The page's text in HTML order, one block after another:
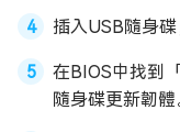
插入USB隨身
在BIOS中找到
隨身碟更新韌體